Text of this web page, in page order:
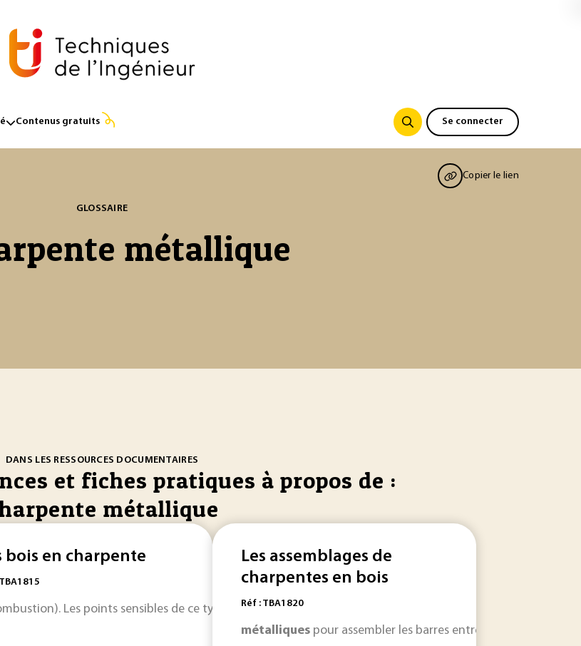
Contenus gratuits Se connecter
Copier le lien
GLOSSAIRE
métallique
DANS LES RESSOURCES DOCUMENTAIRES
et fiches pratiques à propos de :
métallique
encore, c’est le système de lacharpentebois... qui est le plus répandu, la structure de
bois en charpente
Les points sensibles de ce type decharpente
Les assemblages de
charpentes en bois
Réf : TBA1820
métalliques pour assembler les barres entre elles.